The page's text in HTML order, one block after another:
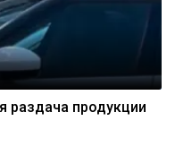
раздача продукции